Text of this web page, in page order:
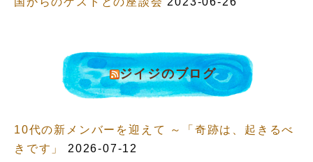
ジイジのブログ
10代の新メンバーを迎えて ～「奇跡は、起きるべ
きです」
2026-07-12